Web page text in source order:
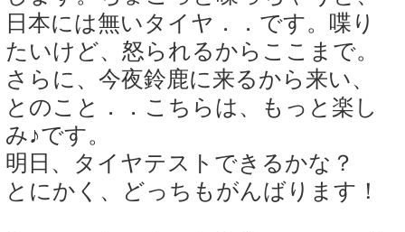
日本には無いタイヤ．．です。喋り
たいけど、怒られるからここまで。
さらに、今夜鈴鹿に来るから来い、
とのこと．．こちらは、もっと楽し
み♪です。
明日、タイヤテストできるかな？
とにかく、どっちもがんばります！